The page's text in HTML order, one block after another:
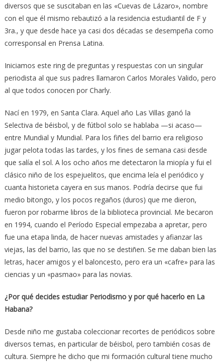
diversos que se suscitaban en las «Cuevas de Lázaro», nombre
con el que él mismo rebautizó a la residencia estudiantil de F y
3ra., y que desde hace ya casi dos décadas se desempeña como
corresponsal en Prensa Latina.
Iniciamos este ring de preguntas y respuestas con un singular
periodista al que sus padres llamaron Carlos Morales Valido, pero
al que todos conocen por Charly.
Nací en 1979, en Santa Clara. Aquel año Las Villas ganó la
Selectiva de béisbol, y de fútbol solo se hablaba —si acaso—
entre Mundial y Mundial. Para los fiñes del barrio era religioso
jugar pelota todas las tardes, y los fines de semana casi desde
que salía el sol. A los ocho años me detectaron la miopía y fui el
clásico niño de los espejuelitos, que encima leía el periódico y
cuanta historieta cayera en sus manos. Podría decirse que fui
medio bitongo, y los pocos regaños (duros) que me dieron,
fueron por robarme libros de la biblioteca provincial. Me becaron
en 1994, cuando el Período Especial empezaba a apretar, pero
fue una etapa linda, de hacer nuevas amistades y afianzar las
viejas, las del barrio, las que no se destiñen. Se me daban bien las
letras, hacer amigos y el baloncesto, pero era un «cafre» para las
ciencias y un «pasmao» para las novias.
¿Por qué decides estudiar Periodismo y por qué hacerlo en La
Habana?
Desde niño me gustaba coleccionar recortes de periódicos sobre
diversos temas, en particular de béisbol, pero también cosas de
cultura. Siempre he dicho que mi formación cultural tiene mucho